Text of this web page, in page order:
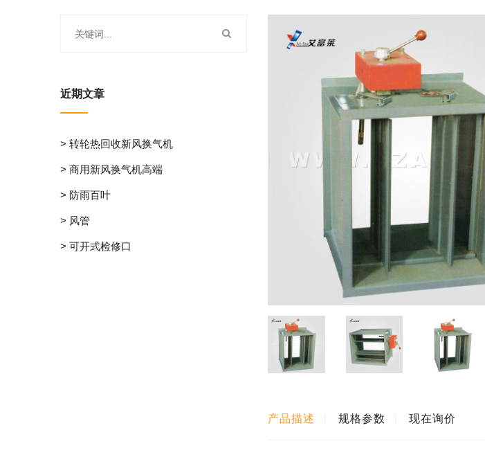
产品描述 规格参数 现在询价
近期文章
> 转轮热回收新风换气机
> 商用新风换气机高端
> 防雨百叶
> 风管
> 可开式检修口